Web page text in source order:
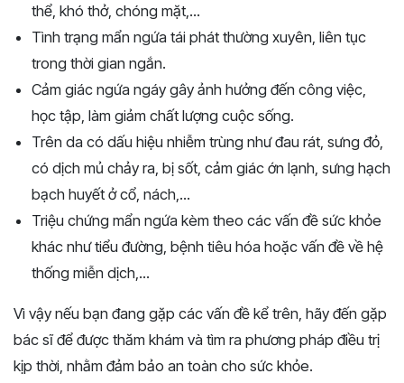
thể, khó thở, chóng mặt,...
Tình trạng mẩn ngứa tái phát thường xuyên, liên tục
trong thời gian ngắn.
Cảm giác ngứa ngáy gây ảnh hưởng đến công việc,
học tập, làm giảm chất lượng cuộc sống.
Trên da có dấu hiệu nhiễm trùng như đau rát, sưng đỏ,
có dịch mủ chảy ra, bị sốt, cảm giác ớn lạnh, sưng hạch
bạch huyết ở cổ, nách,...
Triệu chứng mẩn ngứa kèm theo các vấn đề sức khỏe
khác như tiểu đường, bệnh tiêu hóa hoặc vấn đề về hệ
thống miễn dịch,...
Vì vậy nếu bạn đang gặp các vấn đề kể trên, hãy đến gặp
bác sĩ để được thăm khám và tìm ra phương pháp điều trị
kịp thời, nhằm đảm bảo an toàn cho sức khỏe.